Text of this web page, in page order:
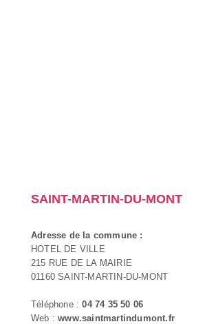
SAINT-MARTIN-DU-MONT
Adresse de la commune :
HOTEL DE VILLE
215 RUE DE LA MAIRIE
01160 SAINT-MARTIN-DU-MONT
Téléphone :04 74 35 50 06
Web :www.saintmartindumont.fr